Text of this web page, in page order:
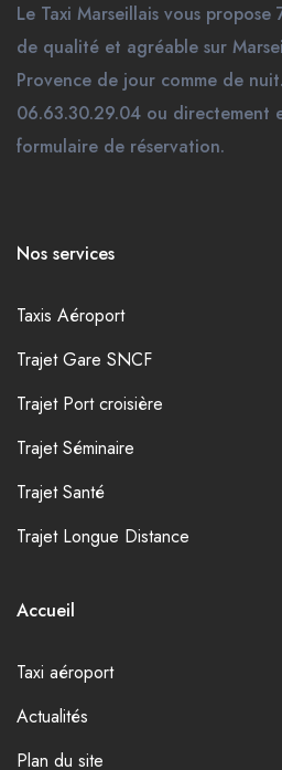
Le Taxi Marseillais vous
de qualité et agréable sur
Provence de jour comme de
06.63.30.29.04 ou directement
formulaire de réservation.
Nos services
Taxis Aéroport
Trajet Gare SNCF
Trajet Port croisière
Trajet Séminaire
Trajet Santé
Trajet Longue Distance
Accueil
Taxi aéroport
Actualités
Plan du site